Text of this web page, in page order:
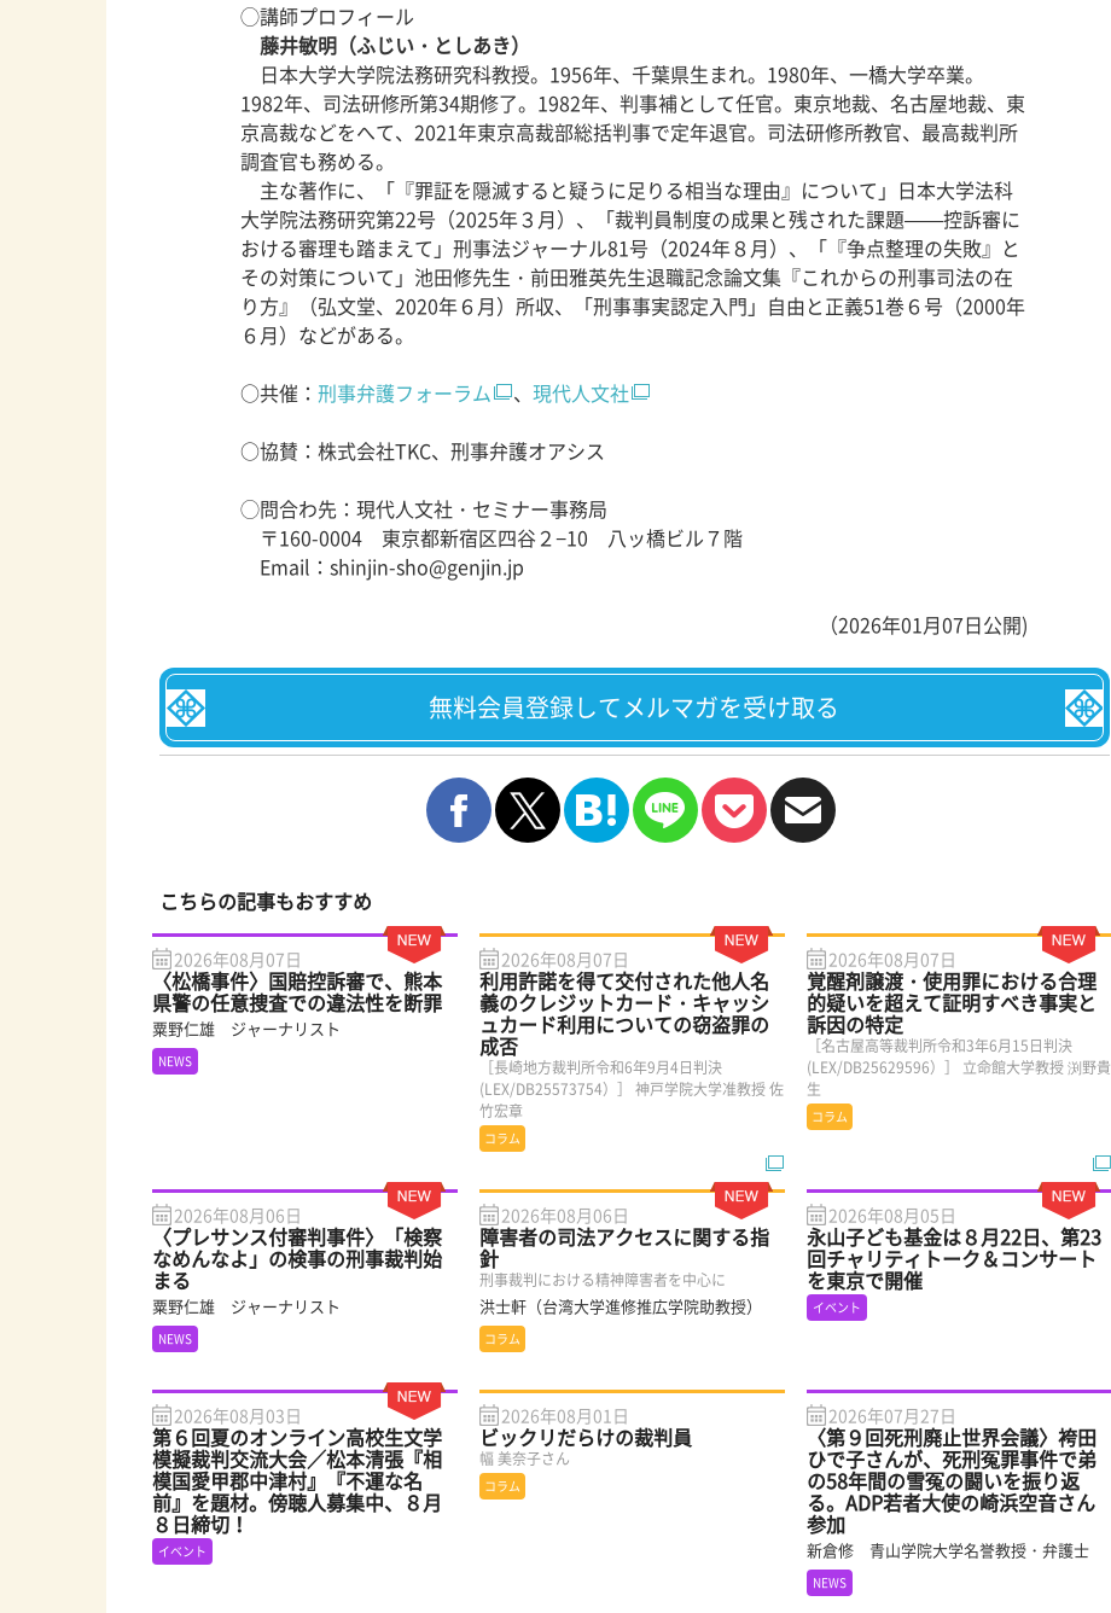
◯講師プロフィール
藤井敏明（ふじい・としあき）
日本大学大学院法務研究科教授。1956年、千葉県生まれ。1980年、一橋大学卒業。
1982年、司法研修所第34期修了。1982年、判事補として任官。東京地裁、名古屋地裁、東
京高裁などをへて、2021年東京高裁部総括判事で定年退官。司法研修所教官、最高裁判所
調査官も務める。
主な著作に、「『罪証を隠滅すると疑うに足りる相当な理由』について」日本大学法科
大学院法務研究第22号（2025年３月）、「裁判員制度の成果と残された課題——控訴審に
おける審理も踏まえて」刑事法ジャーナル81号（2024年８月）、「『争点整理の失敗』と
その対策について」池田修先生・前田雅英先生退職記念論文集『これからの刑事司法の在
り方』（弘文堂、2020年６月）所収、「刑事事実認定入門」自由と正義51巻６号（2000年
６月）などがある。
○共催：刑事弁護フォーラム 、現代人文社
○協賛：株式会社TKC、刑事弁護オアシス
◯問合わ先：現代人文社・セミナー事務局
〒160-0004 東京都新宿区四谷２−10 八ッ橋ビル７階
Email：shinjin-sho@genjin.jp
（2026年01月07日公開)
無料会員登録してメルマガを受け取る
こちらの記事もおすすめ
2026年08月07日
〈松橋事件〉国賠控訴審で、熊本
県警の任意捜査での違法性を断罪
粟野仁雄 ジャーナリスト
NEWS
2026年08月07日
利用許諾を得て交付された他人名
義のクレジットカード・キャッシ
ュカード利用についての窃盗罪の
成否
［長崎地方裁判所令和6年9月4日判決
(LEX/DB25573754）］ 神戸学院大学准教授 佐
竹宏章
コラム
2026年08月07日
覚醒剤譲渡・使用罪における合理
的疑いを超えて証明すべき事実と
訴因の特定
［名古屋高等裁判所令和3年6月15日判決
(LEX/DB25629596）］ 立命館大学教授 渕野貴
生
コラム
2026年08月06日
〈プレサンス付審判事件〉「検察
なめんなよ」の検事の刑事裁判始
まる
粟野仁雄 ジャーナリスト
NEWS
2026年08月06日
障害者の司法アクセスに関する指
針
刑事裁判における精神障害者を中心に
洪士軒（台湾大学進修推広学院助教授）
コラム
2026年08月05日
永山子ども基金は８月22日、第23
回チャリティトーク＆コンサート
を東京で開催
イベント
2026年08月03日
第６回夏のオンライン高校生文学
模擬裁判交流大会／松本清張『相
模国愛甲郡中津村』『不運な名
前』を題材。傍聴人募集中、８月
８日締切！
イベント
2026年08月01日
ビックリだらけの裁判員
幅 美奈子さん
コラム
2026年07月27日
〈第９回死刑廃止世界会議〉袴田
ひで子さんが、死刑冤罪事件で弟
の58年間の雪冤の闘いを振り返
る。ADP若者大使の崎浜空音さん
参加
新倉修 青山学院大学名誉教授・弁護士
NEWS